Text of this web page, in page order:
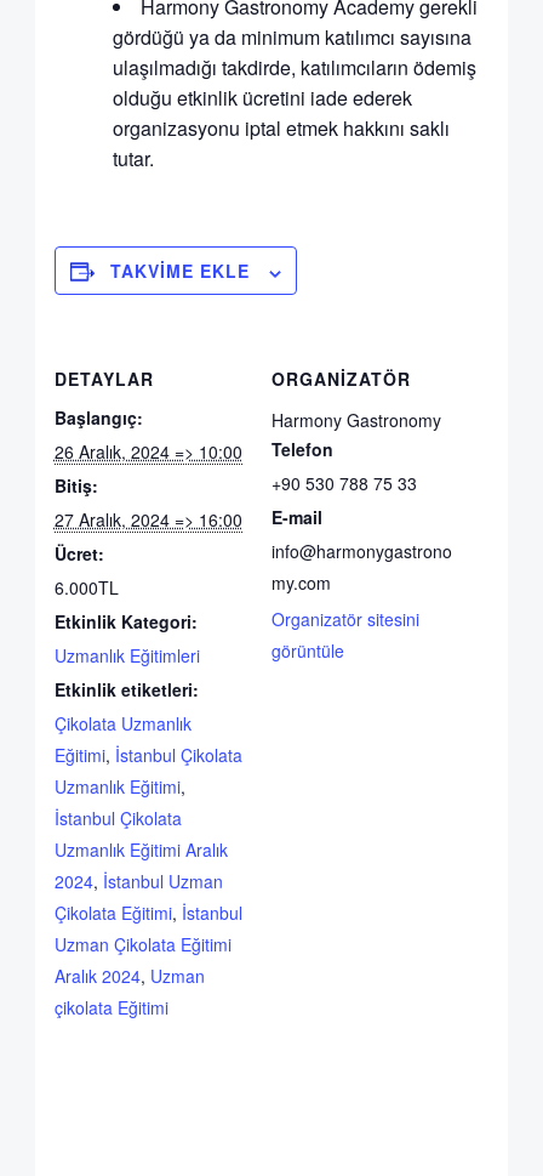
Harmony Gastronomy Academy gerekli
gördüğü ya da minimum katılımcı sayısına
ulaşılmadığı takdirde, katılımcıların ödemiş
olduğu etkinlik ücretini iade ederek
organizasyonu iptal etmek hakkını saklı
tutar.
TAKVIME EKLE
DETAYLAR
Başlangıç:
26 Aralık, 2024 => 10:00
Bitiş:
27 Aralık, 2024 => 16:00
Ücret:
6.000TL
Etkinlik Kategori:
Uzmanlık Eğitimleri
Etkinlik etiketleri:
Çikolata Uzmanlık
Eğitimi, İstanbul Çikolata
Uzmanlık Eğitimi,
İstanbul Çikolata
Uzmanlık Eğitimi Aralık
2024, İstanbul Uzman
Çikolata Eğitimi, İstanbul
Uzman Çikolata Eğitimi
Aralık 2024, Uzman
çikolata Eğitimi
ORGANIZATÖR
Harmony Gastronomy
Telefon
+90 530 788 75 33
E-mail
info@harmonygastrono
my.com
Organizatör sitesini
görüntüle